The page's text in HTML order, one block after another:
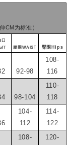
拉伸CM为标准）
口
腰围WAIST 臀围Hips
92-98
108-
116
98-104
110-
118
104-
112
114-
122
108- 120-